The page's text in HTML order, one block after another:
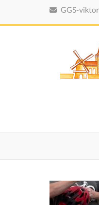
springen
GGS-